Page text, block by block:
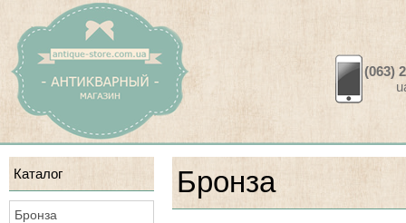
(063)
Каталог
Бронза
Бронза